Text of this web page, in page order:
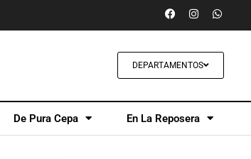
DEPARTAMENTOS
De Pura Cepa En La Reposera